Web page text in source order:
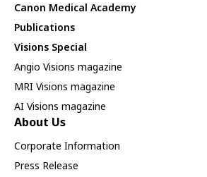
Canon Medical Academy
Publications
Visions Special
Angio Visions magazine
MRI Visions magazine
AI Visions magazine
About Us
Corporate Information
Press Release